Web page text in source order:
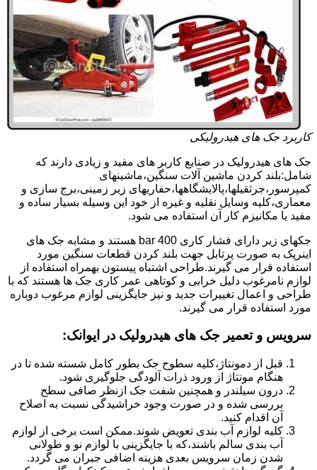
کاربرد جک های هیدرولیکی
جک های هیدرولیک در صنایع کاربر های مفید و زیادی دارند که
شامل:بلند کردن ماشین آلات سنگین،ماشینهای
کمپرسور،جرثقیلها،پالایشگاهها،حفاریهای زیر زمینی،برج سازی و
معماری،کلیه وسایل نقلیه و غیره از خود این وسیله بسیار ساده و
مفید یا مکانیزم کار آن استفاده می شود.
جکهای زیر دارای فشار کاری 400 bar هستند و مشابه جک های
اینرپک به صورت پرتابل جهت بلند کردن قطعات سنگین مورد
استفاده قرار می گیرند.طراحی اشتباه پیستون بهمراه استفاده از
لوازم نامرغوب دلیل خرابی و کوتاهی عمر کاری جک ها هستند که با
طراحی و اعمال تغییرات جدید و نیز جایگزینی لوازم مرغوب دوباره
مورد استفاده قرار می گیرند.
سرویس و تعمیر جک های هیدرولیک در ایوانک:
قبل از دمونتاژ،کلیه سطوح جک بطور کامل شسته شده تا در
هنگام مونتاژ از ورود ذرات آلودگی جلوگیری شود.
درون سیلندر و همچنین شفت جک ازنظر صافی سطح
بررسی شده و در صورت وجود خراشیدگی نسبت به اصلاح
آن اقدام کنید.
کلیه لوازم آب بندی تعویض شوند.ممکن است برخی از لوازم
آب بندی سالم باشند،که با جایگزینی با لوازم نو و طولانی
شدن زمان سرویس بعدی هزینه اضافی جبران می گردد.